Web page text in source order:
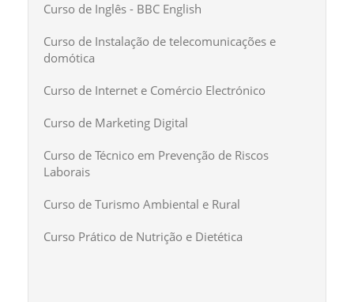
Curso de Inglês - BBC English
Curso de Instalação de telecomunicações e
domótica
Curso de Internet e Comércio Electrónico
Curso de Marketing Digital
Curso de Técnico em Prevenção de Riscos
Laborais
Curso de Turismo Ambiental e Rural
Curso Prático de Nutrição e Dietética